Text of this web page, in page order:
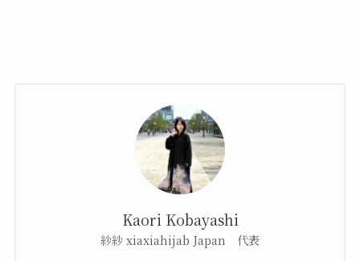
Kaori Kobayashi
紗紗 xiaxiahijab Japan 代表